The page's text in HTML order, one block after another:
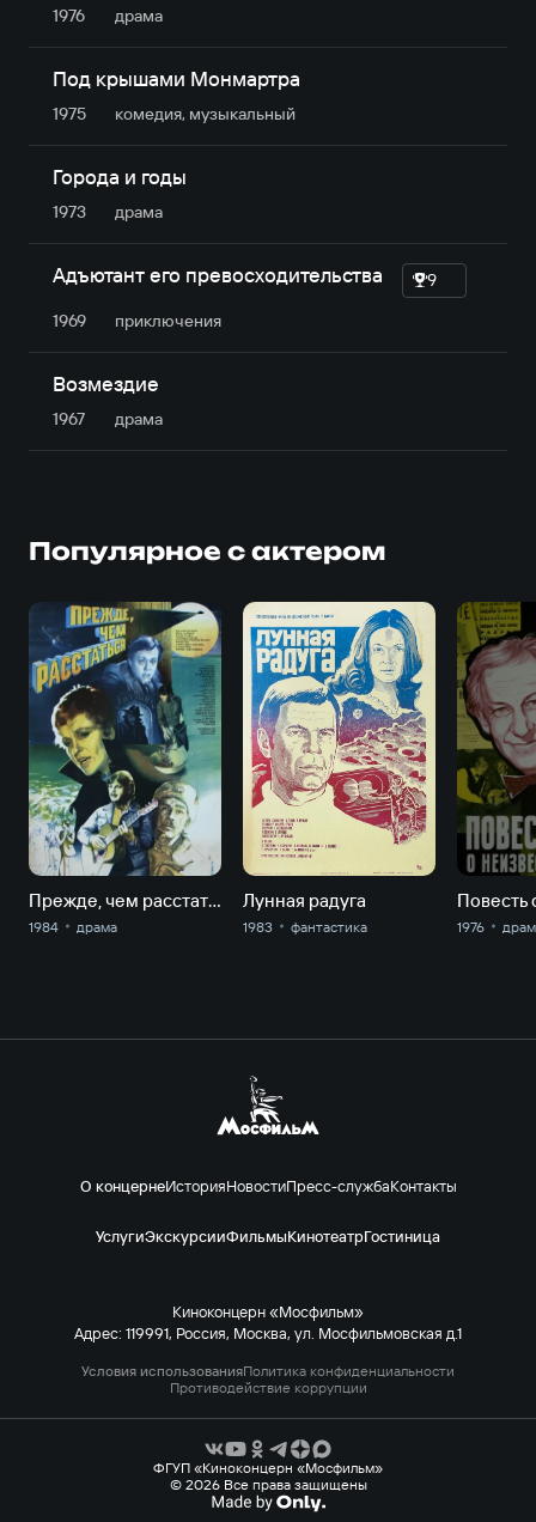
1976 драма
Под крышами Монмартра
1975 комедия, музыкальный
Города и годы
1973 драма
Адъютант его превосходительства
9
1969
приключе­ния
Возмездие
1967 драма
Популярное с актером
Прежде, чем расстаться
1984 драма
Лунная радуга
1983 фантастика 1976
О концернеИсторияНовостиПресс-службаКонтакты
УслугиЭкскурсииФильмыКинотеатрГостиница
Киноконцерн «Мосфильм»
Адрес: 119991, Россия, Москва, ул. Мосфильмовская д.1
Условия использованияПолитика конфиденциальности
Противодействие коррупции
ФГУП «Киноконцерн «Мосфильм»
© 2026 Все права защищены